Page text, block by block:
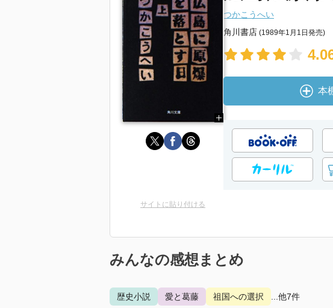
つかこうへい
角川書店 (1989年1月1日発売)
本
サイトに貼り付ける
みんなの感想まとめ
歴史小説 愛と葛藤 祖国への選択 ...他7件